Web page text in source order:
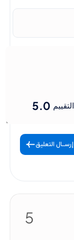
التقييم 5.0
إرســال التعليق
5